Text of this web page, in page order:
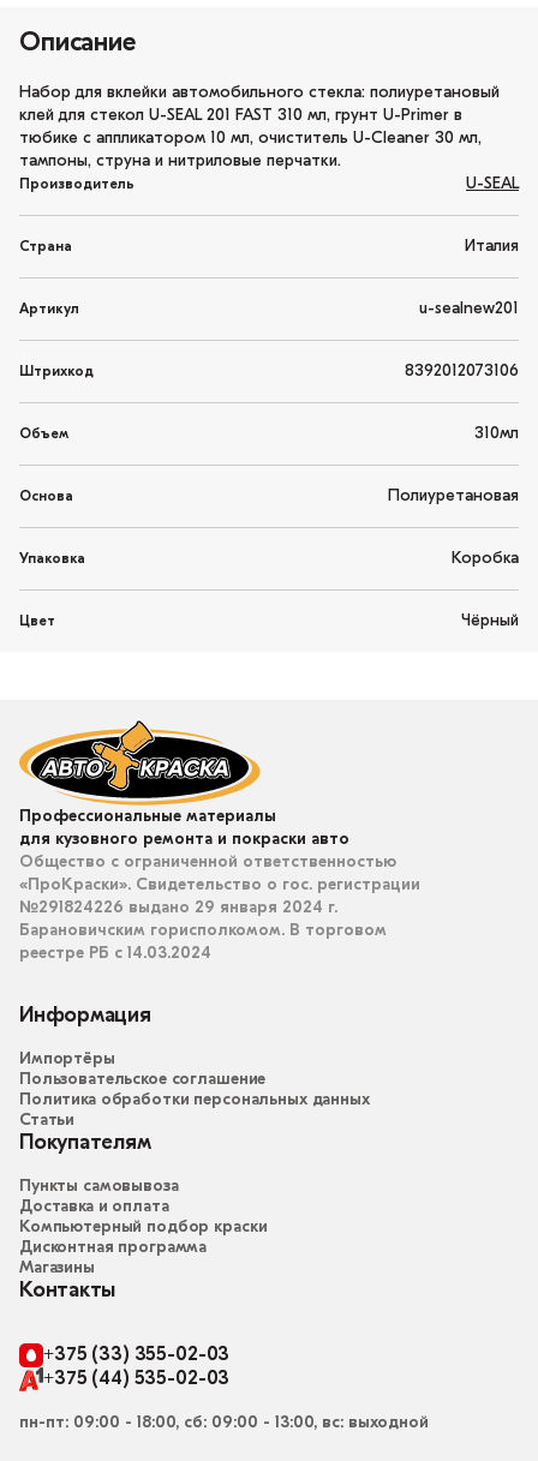
Описание
Набор для вклейки автомобильного стекла: полиуретановый
клей для стекол U-SEAL 201 FAST 310 мл, грунт U-Primer в
тюбике с аппликатором 10 мл, очиститель U-Cleaner 30 мл,
тампоны, струна и нитриловые перчатки.
Производитель U-SEAL
Страна Италия
Артикул u-sealnew201
Штрихкод 8392012073106
Объем 310мл
Основа Полиуретановая
Упаковка Коробка
Цвет Чёрный
Профессиональные материалы
для кузовного ремонта и покраски авто
Общество с ограниченной ответственностью
«ПроКраски». Свидетельство о гос. регистрации
№291824226 выдано 29 января 2024 г.
Барановичским горисполкомом. В торговом
реестре РБ с 14.03.2024
Информация
Импортёры
Пользовательское соглашение
Политика обработки персональных данных
Статьи
Покупателям
Пункты самовывоза
Доставка и оплата
Компьютерный подбор краски
Дисконтная программа
Магазины
Контакты
+375 (33) 355-02-03
+375 (44) 535-02-03
пн-пт: 09:00 - 18:00, сб: 09:00 - 13:00, вс: выходной